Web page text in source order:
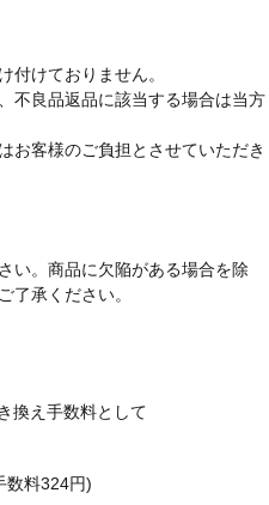
付けておりません。
不良品返品に該当する場合は当方
お客様のご負担とさせていただき
い。商品に欠陥がある場合を除
了承ください。
換え手数料として
数料324円)